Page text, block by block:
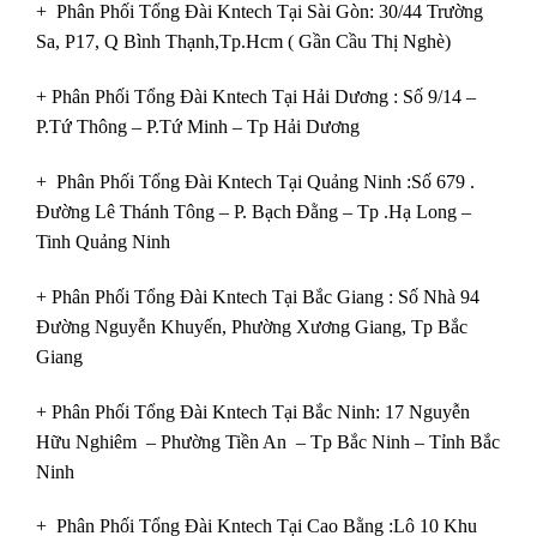
+ Phân Phối Tổng Đài Kntech Tại Sài Gòn: 30/44 Trường
Sa, P17, Q Bình Thạnh,Tp.Hcm ( Gần Cầu Thị Nghè)
+ Phân Phối Tổng Đài Kntech Tại Hải Dương : Số 9/14 –
P.Tứ Thông – P.Tứ Minh – Tp Hải Dương
+ Phân Phối Tổng Đài Kntech Tại Quảng Ninh :Số 679 .
Đường Lê Thánh Tông – P. Bạch Đằng – Tp .Hạ Long –
Tinh Quảng Ninh
+ Phân Phối Tổng Đài Kntech Tại Bắc Giang : Số Nhà 94
Đường Nguyễn Khuyến, Phường Xương Giang, Tp Bắc
Giang
+ Phân Phối Tổng Đài Kntech Tại Bắc Ninh: 17 Nguyễn
Hữu Nghiêm – Phường Tiền An – Tp Bắc Ninh – Tỉnh Bắc
Ninh
+ Phân Phối Tổng Đài Kntech Tại Cao Bằng :Lô 10 Khu